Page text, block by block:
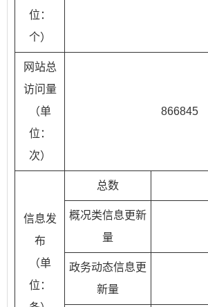
位：
个）
网站总
访问量
（单
位：
次）
866845
信息发
布
（单
位：
总数
概况类信息更新
量
政务动态信息更
新量